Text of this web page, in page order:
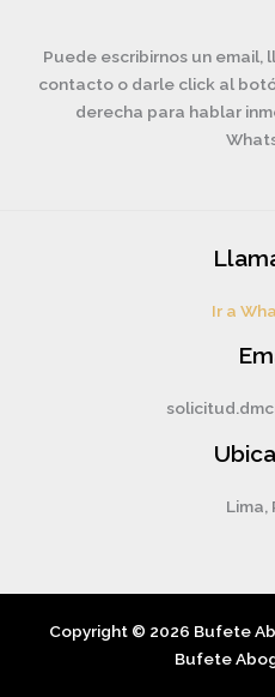
Puede escribirnos un
contacto o darle click al
derecha para hablar
Ir a
Lima,
Copyright © 2026 Bufete
Bufete